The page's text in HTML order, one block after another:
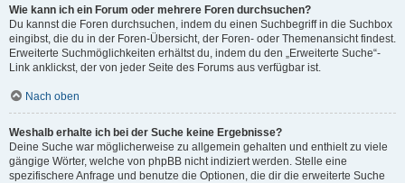
Wie kann ich ein Forum oder mehrere Foren durchsuchen?
Du kannst die Foren durchsuchen, indem du einen Suchbegriff in die Suchbox
eingibst, die du in der Foren-Übersicht, der Foren- oder Themenansicht findest.
Erweiterte Suchmöglichkeiten erhältst du, indem du den „Erweiterte Suche“-
Link anklickst, der von jeder Seite des Forums aus verfügbar ist.
Nach oben
Weshalb erhalte ich bei der Suche keine Ergebnisse?
Deine Suche war möglicherweise zu allgemein gehalten und enthielt zu viele
gängige Wörter, welche von phpBB nicht indiziert werden. Stelle eine
spezifischere Anfrage und benutze die Optionen, die dir die erweiterte Suche